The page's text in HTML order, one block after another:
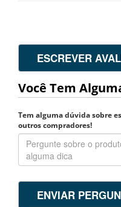
ESCREVER
Você Tem
Tem alguma dúvida sobre
outros compradores!
ENVIAR